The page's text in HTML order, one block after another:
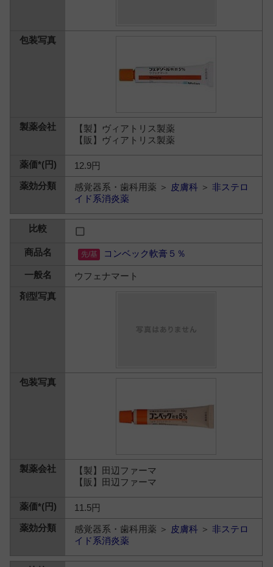
【製】ヴィアトリス製薬
【販】ヴィアトリス製薬
12.9円
感覚器系・歯科用薬 ＞ 皮膚科 ＞非ステロ
イド系消炎薬
コンベック軟膏５％
ウフェナマート
【製】田辺ファーマ
【販】田辺ファーマ
11.5円
感覚器系・歯科用薬 ＞ 皮膚科 ＞非ステロ
イド系消炎薬